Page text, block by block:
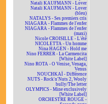
Natali KAUFMANN - Lover
Natali KAUFMANN - Lover
(bleu)
NATALYS - Ses premiers cris
NIAGARA - Flammes de l'enfer
NIAGARA - Flammes de l'enfer
(maxi)
Nicole CROISILLE - L'été
NICOLETTA - Un homme
Nina HAGEN - Hold me
Nino FERRER - La Carmencita
[White Label]
Nino ROTA - O Venise, Venaga,
Venus
NOUCHKAÏ - Différence
NUTS - Rock'n'Nuts 2, Wooly
bully/The letter
OLYMPICS - Mine exclusively
[White Label]
ORCHESTRE ROUGE -